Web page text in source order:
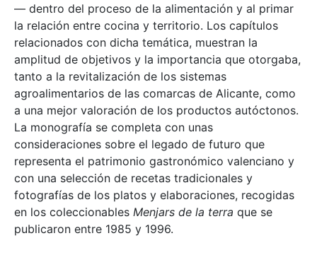
— dentro del proceso de la alimentación y al primar
la relación entre cocina y territorio. Los capítulos
relacionados con dicha temática, muestran la
amplitud de objetivos y la importancia que otorgaba,
tanto a la revitalización de los sistemas
agroalimentarios de las comarcas de Alicante, como
a una mejor valoración de los productos autóctonos.
La monografía se completa con unas
consideraciones sobre el legado de futuro que
representa el patrimonio gastronómico valenciano y
con una selección de recetas tradicionales y
fotografías de los platos y elaboraciones, recogidas
en los coleccionables Menjars de la terra que se
publicaron entre 1985 y 1996.